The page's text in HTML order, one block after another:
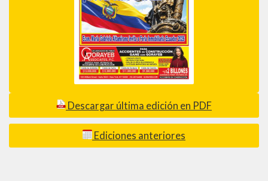
Descargar última edición en PDF
Ediciones anteriores